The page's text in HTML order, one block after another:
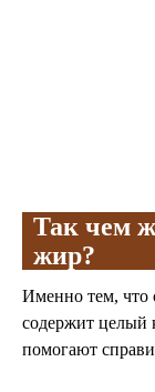
Так чем
жир?
Именно тем, что
содержит целый
помогают